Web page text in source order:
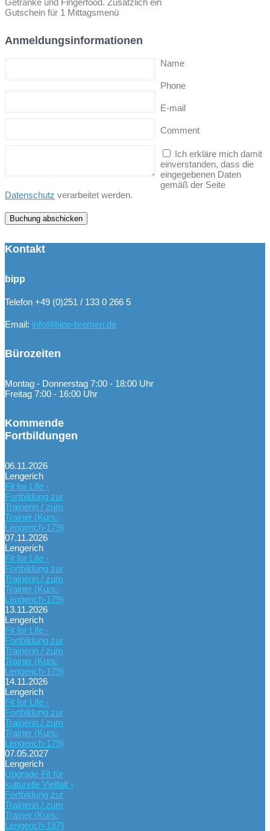
Getränke und Fingerfood. Zusätzlich ein
Gutschein für 1 Mittagsmenü
Anmeldungsinformationen
Name
Phone
E-mail
Comment
Ich erkläre mich damit
einverstanden, dass die
eingegebenen Daten
gemäß der Seite
Datenschutz verarbeitet werden.
Kontakt
bipp
Telefon +49 (0)251 / 133 0 266 5
Email: info@bipp-bremen.de
Bürozeiten
Montag - Donnerstag 7:00 - 18:00 Uhr
Freitag 7:00 - 16:00 Uhr
Kommende
Fortbildungen
06.11.2026
Lengerich
Fit for Life -
Fortbildung zur
Trainerin / zum
Trainer (Kurs:
Lengerich-179)
07.11.2026
Lengerich
Fit for Life -
Fortbildung zur
Trainerin / zum
Trainer (Kurs:
Lengerich-179)
13.11.2026
Lengerich
Fit for Life -
Fortbildung zur
Trainerin / zum
Trainer (Kurs:
Lengerich-179)
14.11.2026
Lengerich
Fit for Life -
Fortbildung zur
Trainerin / zum
Trainer (Kurs:
Lengerich-179)
07.05.2027
Lengerich
Upgrade Fit für
kulturelle Vielfalt -
Fortbildung zur
Trainerin / zum
Trainer (Kurs:
Lengerich-187)